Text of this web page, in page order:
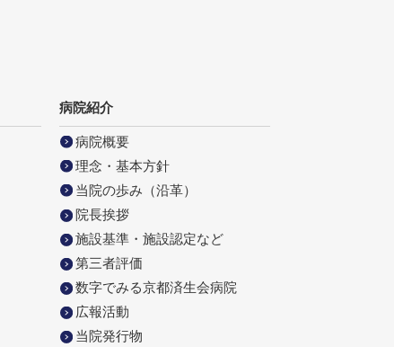
病院紹介
病院概要
理念・基本方針
当院の歩み（沿革）
院長挨拶
施設基準・施設認定など
第三者評価
数字でみる京都済生会病院
広報活動
当院発行物